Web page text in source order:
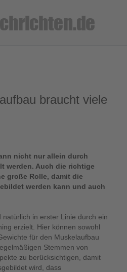
braucht viele
nicht nur allein durch
werden. Auch die richtige
große Rolle, damit die
werden kann und auch
in erster Linie durch ein
erzielt. Hier können sowohl
für den Muskelaufbau
Stemmen von
zu berücksichtigen, damit
wird, dass